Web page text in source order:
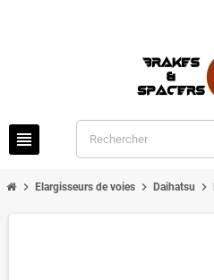
view_headline
chevron_right Elargisseurs de voies chevron_right Daihatsu chevron_right